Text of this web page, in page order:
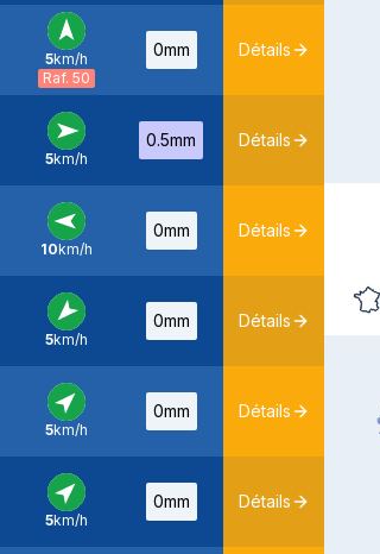
S -
5km/h
Raf. 50
0mm Détails
O -
5km/h
0.5mm Détails
E -
10km/h
0mm Détails
NE
5km/h
0mm Détails
SO
5km/h
0mm Détails
SO
5km/h
0mm Détails